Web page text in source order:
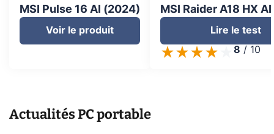
MSI Pulse 16 AI (2024)
Voir le produit
MSI Raider A18 HX
Lire le test
8 / 10
ActualitésPC portable